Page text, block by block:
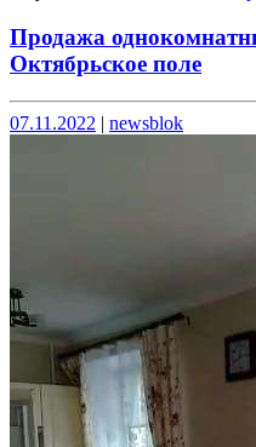
Продажа
Октябрьское поле
Опубликовано
07.11.2022 | Опубликовано
newsblok